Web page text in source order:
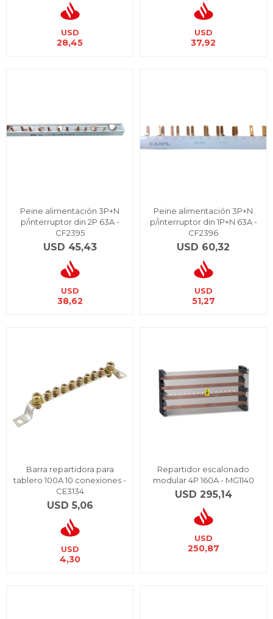
USD
28,45
USD
37,92
Peine alimentación 3P+N
p/interruptor din 2P 63A -
CF2395
USD 45,43
USD
38,62
Peine alimentación 3P+N
p/interruptor din 1P+N 63A -
CF2396
USD 60,32
USD
51,27
Barra repartidora para
tablero 100A 10 conexiones -
CE3134
USD 5,06
USD
4,30
Repartidor escalonado
modular 4P 160A - MG1140
USD 295,14
USD
250,87